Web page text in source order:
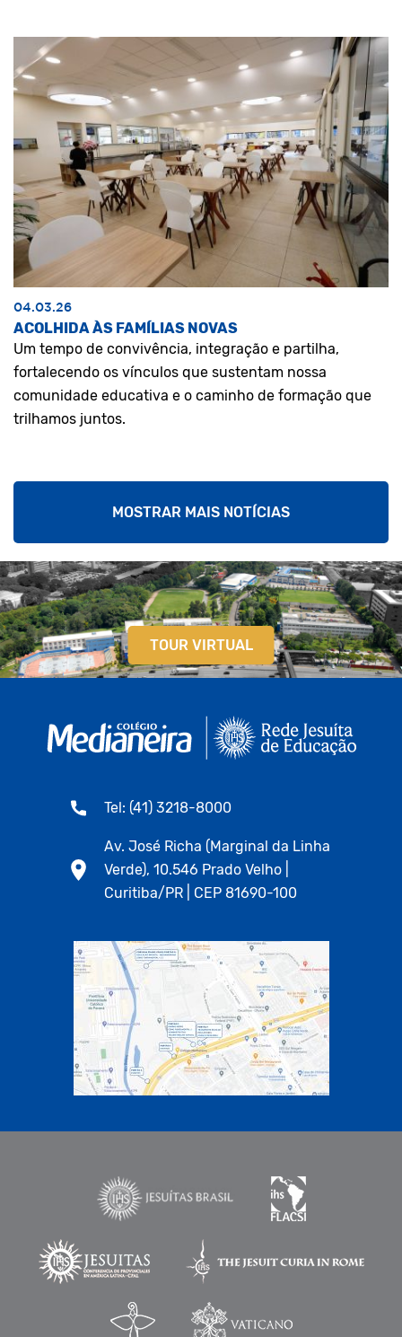
04.03.26
ACOLHIDA ÀS FAMÍLIAS NOVAS
Um tempo de convivência, integração e partilha,
fortalecendo os vínculos que sustentam nossa
comunidade educativa e o caminho de formação que
trilhamos juntos.
MOSTRAR MAIS NOTÍCIAS
TOUR VIRTUAL
Tel: (41) 3218-8000
Av. José Richa (Marginal da Linha
Verde), 10.546 Prado Velho |
Curitiba/PR | CEP 81690-100